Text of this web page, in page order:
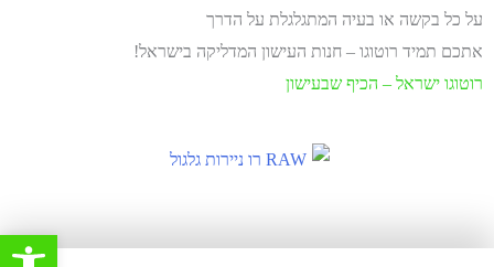
פתח
על כל בקשה או בעיה המתגלגלת על הדרך
אתכם תמיד רוטוגו – חנות העישון המדליקה בישראל!
רוטוגו ישראל – הכיף שבעישון